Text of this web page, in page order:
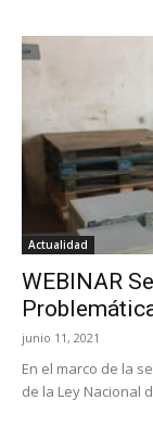
Actualidad
WEBINAR
junio 11, 2021
En el marco de la
de la Ley Nacional